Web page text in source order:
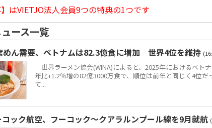
】はVIETJO法人会員9つの特典の1つです
ース一覧
めん需要、ベトナムは82.3億食に増加 世界4位を維持
世界ラーメン協会(WINA)によると、2025年におけるベト
年比+1.2％増の82億3000万食で、順位は前年と同じく4位
て...
ック航空、フーコック～クアラルンプール線を9月就航